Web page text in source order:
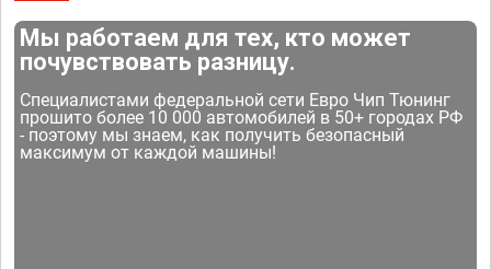
Мы работаем для тех, кто может
почувствовать разницу.
Специалистами федеральной сети Евро Чип Тюнинг
прошито более 10 000 автомобилей в 50+ городах РФ
- поэтому мы знаем, как получить безопасный
максимум от каждой машины!